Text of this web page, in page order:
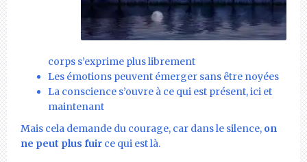
corps s’exprime plus librement
Les émotions peuvent émerger sans être noyées
La conscience s’ouvre à ce qui est présent, ici et
maintenant
Mais cela demande du courage, car dans le silence, on
ne peut plus fuir ce qui est là.